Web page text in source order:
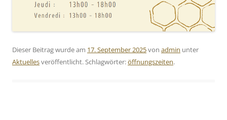
Dieser Beitrag wurde am 17. September 2025von admin unter
Aktuellesveröffentlicht. Schlagwörter:öffnungszeiten.